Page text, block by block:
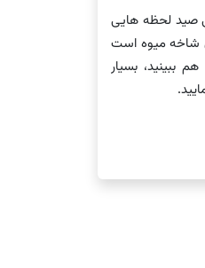
صید لحظه هایی
شاخه میوه است
بسیار